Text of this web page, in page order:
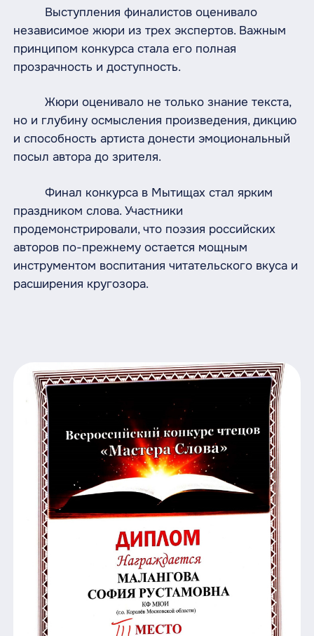
Выступления финалистов оценивало
независимое жюри из трех экспертов. Важным
принципом конкурса стала его полная
прозрачность и доступность.
Жюри оценивало не только знание текста,
но и глубину осмысления произведения, дикцию
и способность артиста донести эмоциональный
посыл автора до зрителя.
Финал конкурса в Мытищах стал ярким
праздником слова. Участники
продемонстрировали, что поэзия российских
авторов по-прежнему остается мощным
инструментом воспитания читательского вкуса и
расширения кругозора.